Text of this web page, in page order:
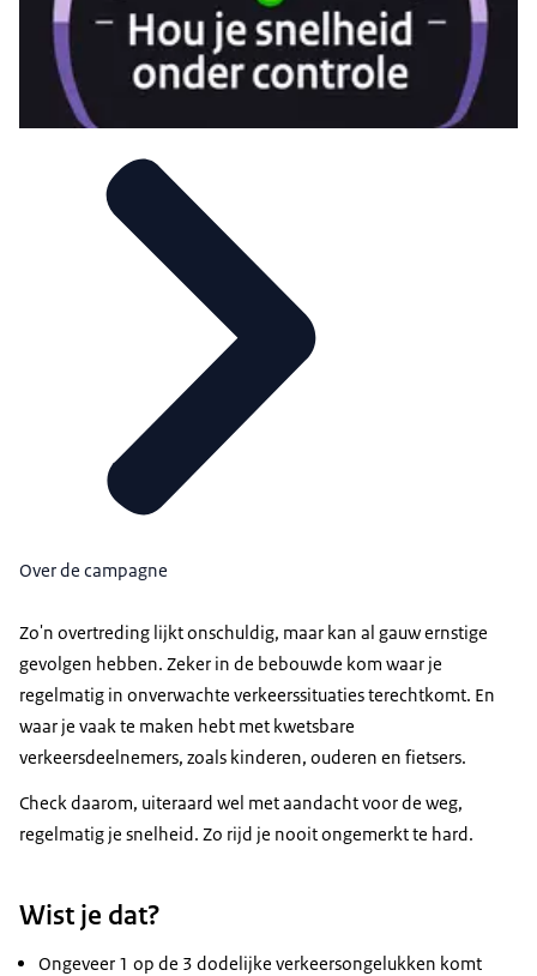
Over de campagne
Zo'n overtreding lijkt onschuldig, maar kan al gauw ernstige
gevolgen hebben. Zeker in de bebouwde kom waar je
regelmatig in onverwachte verkeerssituaties terechtkomt. En
waar je vaak te maken hebt met kwetsbare
verkeersdeelnemers, zoals kinderen, ouderen en fietsers.
Check daarom, uiteraard wel met aandacht voor de weg,
regelmatig je snelheid. Zo rijd je nooit ongemerkt te hard.
Wist je dat?
Ongeveer 1 op de 3 dodelijke verkeersongelukken komt